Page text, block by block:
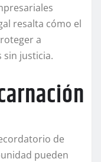
resalta cómo el
a
sin justicia.
de
pueden